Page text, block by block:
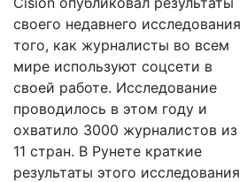
своего недавнего исследования
того, как журналисты во всем
мире используют соцсети в
своей работе. Исследование
проводилось в этом году и
охватило 3000 журналистов из
11 стран. В Рунете краткие
результаты этого исследования